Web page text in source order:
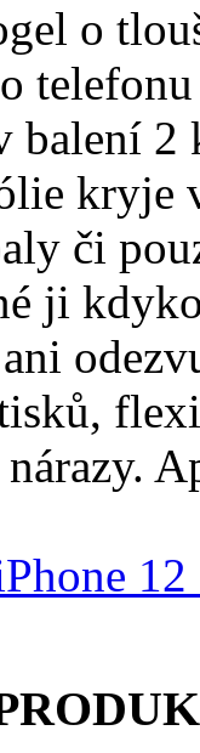
o
balení 2
kryje
či
ji